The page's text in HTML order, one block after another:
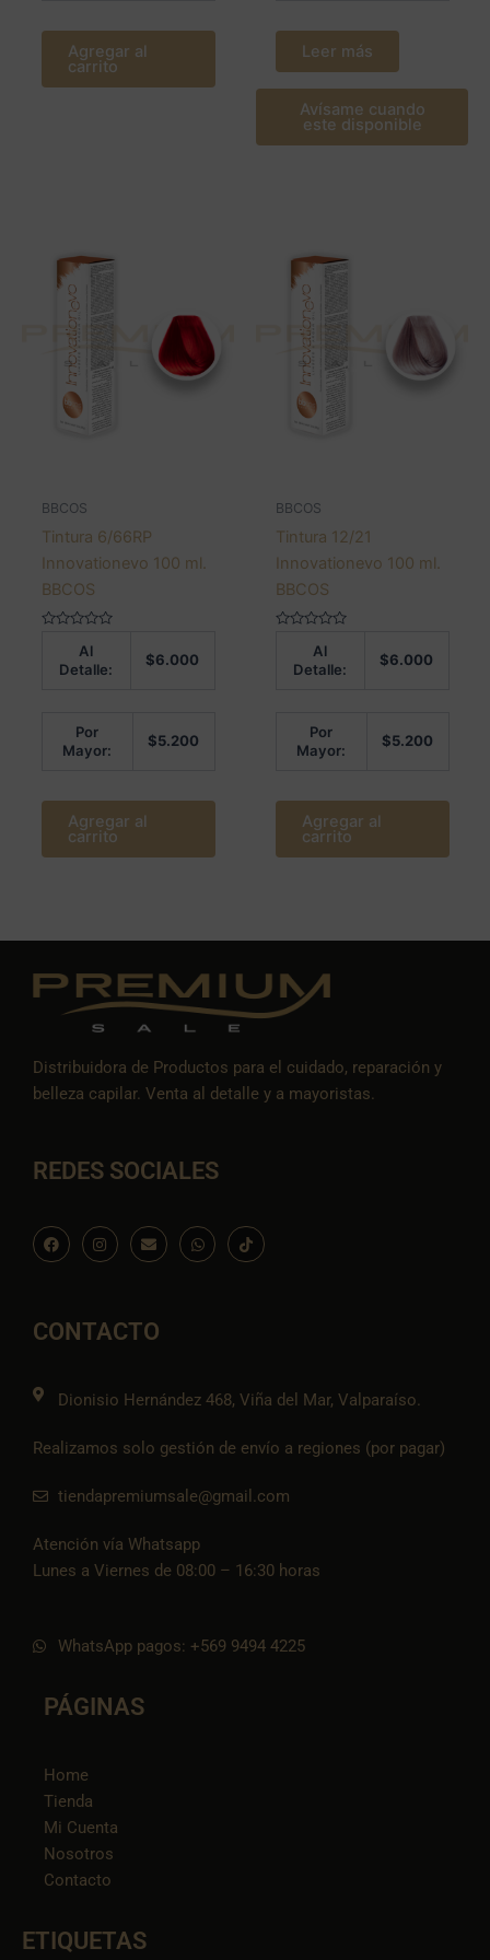
Agregar al
carrito
Leer más
Avísame cuando
este disponible
BBCOS
Tintura 6/66RP
Innovationevo 100 ml.
BBCOS
Al
Detalle:
$6.000
Por
Mayor:
$5.200
Agregar al
carrito
BBCOS
Tintura 12/21
Innovationevo 100 ml.
BBCOS
Al
Detalle:
$6.000
Por
Mayor:
$5.200
Agregar al
carrito
Distribuidora de Productos para el cuidado, reparación y
belleza capilar. Venta al detalle y a mayoristas.
REDES SOCIALES
F
a
c
o
k
I
n
s
r
a
E
n
v
p
e
W
h
a
I
c
o
CONTACTO
Dionisio Hernández 468, Viña del Mar, Valparaíso.
Realizamos solo gestión de envío a regiones (por pagar)
tiendapremiumsale@gmail.com
Atención vía Whatsapp
Lunes a Viernes de 08:00 – 16:30 horas
WhatsApp pagos: +569 9494 4225
PÁGINAS
Home
Tienda
Mi Cuenta
Nosotros
Contacto
ETIQUETAS